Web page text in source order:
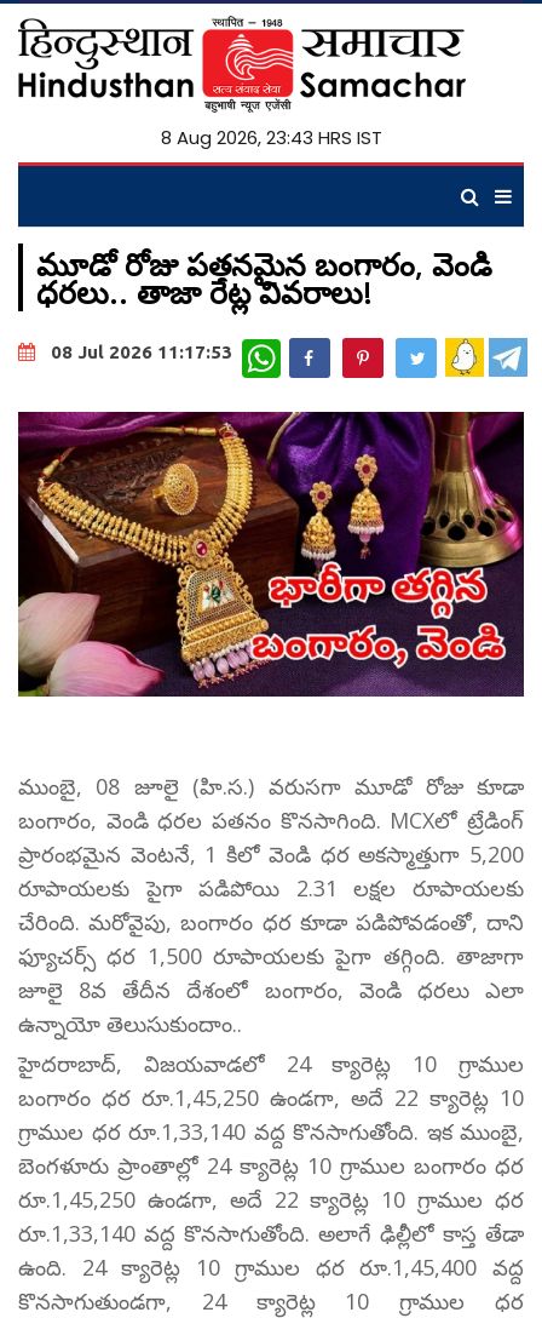
8 Aug 2026, 23:43 HRS IST
మూడో రోజు పతనమైన బంగారం, వెండి
ధరలు.. తాజా రేట్ల వివరాలు!
08 Jul 2026 11:17:53 WhatsApp
ముంబై, 08 జూలై (హి.స.) వరుసగా మూడో రోజు కూడా
బంగారం, వెండి ధరల పతనం కొనసాగింది. MCXలో ట్రేడింగ్
ప్రారంభమైన వెంటనే, 1 కిలో వెండి ధర అకస్మాత్తుగా 5,200
రూపాయలకు పైగా పడిపోయి 2.31 లక్షల రూపాయలకు
చేరింది. మరోవైపు, బంగారం ధర కూడా పడిపోవడంతో, దాని
ఫ్యూచర్స్ ధర 1,500 రూపాయలకు పైగా తగ్గింది. తాజాగా
జూలై 8వ తేదీన దేశంలో బంగారం, వెండి ధరలు ఎలా
ఉన్నాయో తెలుసుకుందాం..
హైదరాబాద్, విజయవాడలో 24 క్యారెట్ల 10 గ్రాముల
బంగారం ధర రూ.1,45,250 ఉండగా, అదే 22 క్యారెట్ల 10
గ్రాముల ధర రూ.1,33,140 వద్ద కొనసాగుతోంది. ఇక ముంబై,
బెంగళూరు ప్రాంతాల్లో 24 క్యారెట్ల 10 గ్రాముల బంగారం ధర
రూ.1,45,250 ఉండగా, అదే 22 క్యారెట్ల 10 గ్రాముల ధర
రూ.1,33,140 వద్ద కొనసాగుతోంది. అలాగే ఢిల్లీలో కాస్త తేడా
ఉంది. 24 క్యారెట్ల 10 గ్రాముల ధర రూ.1,45,400 వద్ద
కొనసాగుతుండగా, 24 క్యారెట్ల 10 గ్రాముల ధర